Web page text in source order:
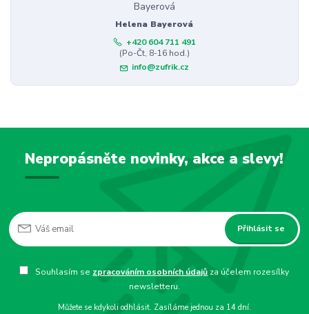
Helena Bayerová
+420 604 711 491
(Po-Čt, 8-16 hod.)
info@zufrik.cz
Nepropásněte novinky, akce a slevy!
Přihlásit se
Souhlasím se zpracováním osobních údajů za účelem rozesílky
newsletteru.
Můžete se kdykoli odhlásit. Zasíláme jednou za 14 dní.